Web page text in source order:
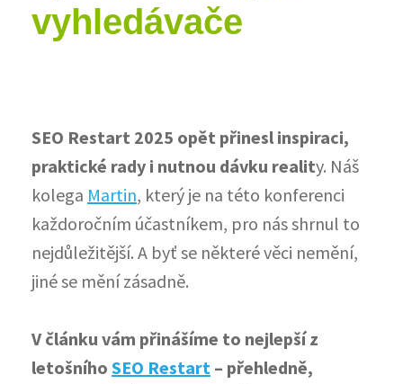
vyhledávače
SEO Restart 2025 opět přinesl inspiraci,
praktické rady i nutnou dávku reality. Náš
kolega Martin, který je na této konferenci
každoročním účastníkem, pro nás shrnul to
nejdůležitější. A byť se některé věci nemění,
jiné se mění zásadně.
V článku vám přinášíme to nejlepší z
letošního SEO Restart – přehledně,